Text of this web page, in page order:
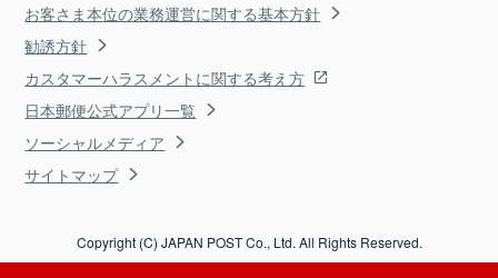
お客さま本位の業務運営に関する基本方針
勧誘方針
カスタマーハラスメントに関する考え方
日本郵便公式アプリ一覧
ソーシャルメディア
サイトマップ
Copyright (C) JAPAN POST Co., Ltd. All Rights Reserved.